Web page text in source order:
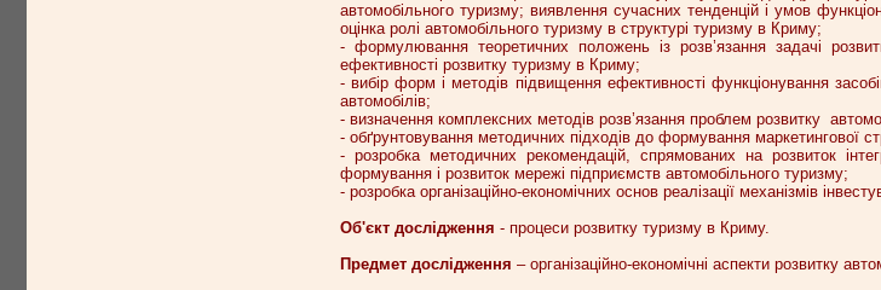
автомобільного туризму; виявлення сучасних тенденцій і умов
оцінка ролі автомобільного туризму в структурі туризму в Криму;
- формулювання теоретичних положень із розв’язання задачі
ефективності розвитку туризму в Криму;
- вибір форм і методів підвищення ефективності функціонування
автомобілів;
- визначення комплексних методів розв’язання проблем розвитку
- обґрунтовування методичних підходів до формування маркетингової
- розробка методичних рекомендацій, спрямованих на розвиток
формування і розвиток мережі підприємств автомобільного туризму;
- розробка організаційно-економічних основ реалізації механізмів
Об'єкт дослідження - процеси розвитку туризму в Криму.
Предмет дослідження – організаційно-економічні аспекти розвитку